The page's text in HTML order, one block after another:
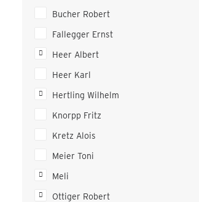
Bucher Robert
Fallegger Ernst
Heer Albert
Heer Karl
Hertling Wilhelm
Knorpp Fritz
Kretz Alois
Meier Toni
Meli
Ottiger Robert